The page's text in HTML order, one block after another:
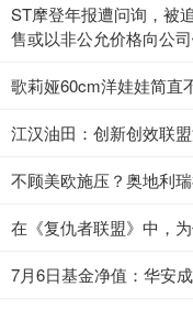
ST摩登年报遭问询，被
售或以非公允价格向公
歌莉娅60cm洋娃娃简直
江汉油田：创新创效联盟
不顾美欧施压？奥地利
在《复仇者联盟》中，
7月6日基金净值：华安